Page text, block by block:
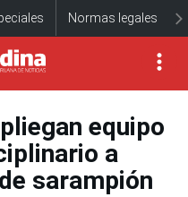
Normas legales
equipo
a
sarampión